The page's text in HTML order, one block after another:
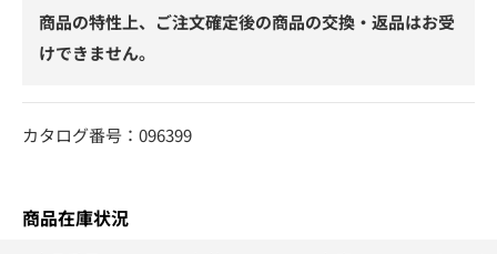
商品の特性上、ご注文確定後の商品の交換・返品はお受
けできません。
カタログ番号：096399
商品在庫状況